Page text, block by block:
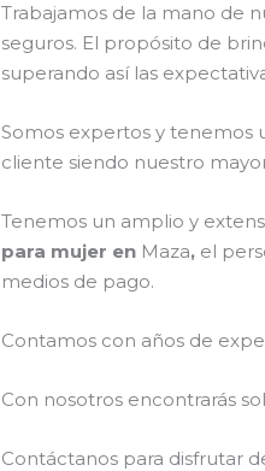
Trabajamos de la mano de
seguros. El propósito de
superando así las
Somos expertos y tenemos
cliente siendo nuestro
Tenemos un amplio y
para mujer en Maza, el
medios de pago.
Contamos con años de
Con nosotros encontrarás
Contáctanos para disfrutar